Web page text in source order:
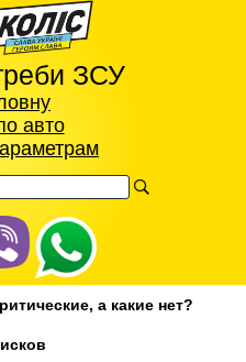
ЗСУ
авто
а какие нет?